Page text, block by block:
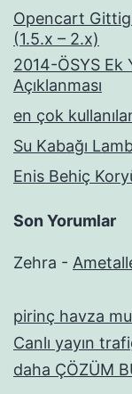
Opencart
(1.5.x – 2.x)
2014-ÖSYS Ek
Açıklanması
en çok
Su Kabağı
Enis Behiç
Son Yorumlar
Zehra -
pirinç havza
Canlı yayın
daha ÇÖZÜM